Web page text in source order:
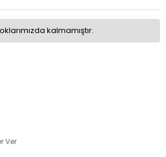
kalmamıştır.
Ver